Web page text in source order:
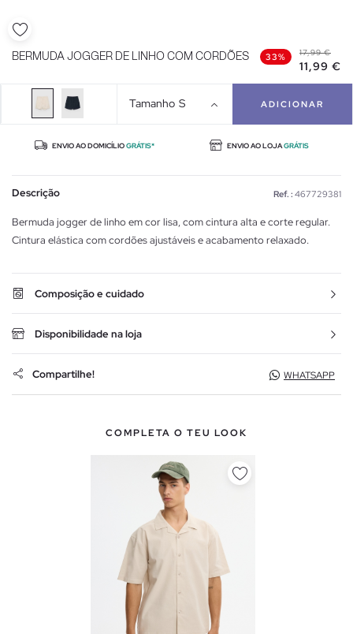
BERMUDA JOGGER DE LINHO COM CORDÕES 33% 17,99 €
11,99 €
Tamanho S ADICIONAR
ENVIO AO DOMICÍLIOGRÁTIS* ENVIO AO LOJAGRÁTIS
Descrição Ref. : 467729381
Bermuda jogger de linho em cor lisa, com cintura alta e corte regular.
Cintura elástica com cordões ajustáveis e acabamento relaxado.
Composição e cuidado
Disponibilidade na loja
Compartilhe! WHATSAPP
COMPLETA O TEU LOOK